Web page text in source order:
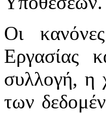
Οι
Εργασίας
συλλογή, η
των